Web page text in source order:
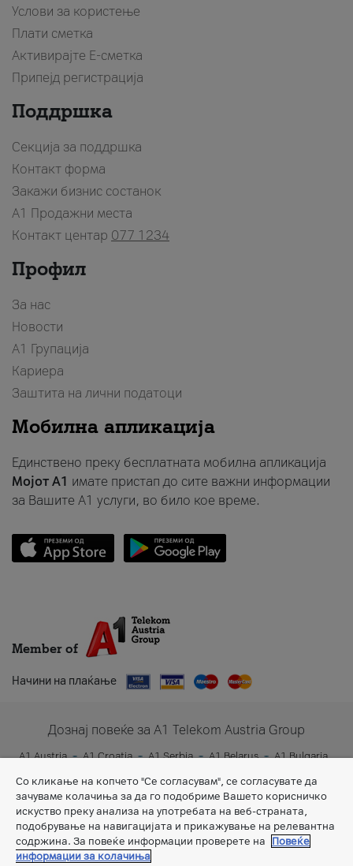
Услови за користење
Плати сметка
Активирајте Е-сметка
Припејд регистрација
Поддршка
Секција за поддршка
Контакт форма
Закажи бизнис состанок
A1 Продажни места
Контакт центар 077 1234
Профил
За нас
Новости
А1 Групација
Кариера
Заштита на лични податоци
Мобилна апликација
Единствено преку бесплатната мобилна апликација
Мојот A1 имате пристап до сите важни информации
за Вашите A1 услуги, во било кое време.
Member of
Начини на плаќање
Дознај повеќе за A1 Telekom Austria Group
A1 Austria A1 Croatia A1 Serbia A1 Belarus
A1 Bulgaria
A1 Slovenia
A1 Digital
Со кликање на копчето "Се согласувам", се согласувате да
зачуваме колачиња за да го подобриме Вашето корисничко
искуство преку анализа на употребата на веб-страната,
подобрување на навигацијата и прикажување на релевантна
содржина. За повеќе информации проверете на
Повеќе
информации за колачиња